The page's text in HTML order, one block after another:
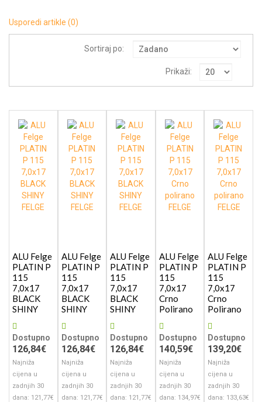
Usporedi artikle (0)
Sortiraj po:
Prikaži:
ALU Felge
PLATIN P
115
7,0x17
BLACK
SHINY
Dostupno
126,84€
Najniža
cijena u
zadnjih 30
dana: 121,77€
ALU Felge
PLATIN P
115
7,0x17
BLACK
SHINY
Dostupno
126,84€
Najniža
cijena u
zadnjih 30
dana: 121,77€
ALU Felge
PLATIN P
115
7,0x17
BLACK
SHINY
Dostupno
126,84€
Najniža
cijena u
zadnjih 30
dana: 121,77€
ALU Felge
PLATIN P
115
7,0x17
Crno
Polirano
Dostupno
140,59€
Najniža
cijena u
zadnjih 30
dana: 134,97€
ALU Felge
PLATIN P
115
7,0x17
Crno
Polirano
Dostupno
139,20€
Najniža
cijena u
zadnjih 30
dana: 133,63€